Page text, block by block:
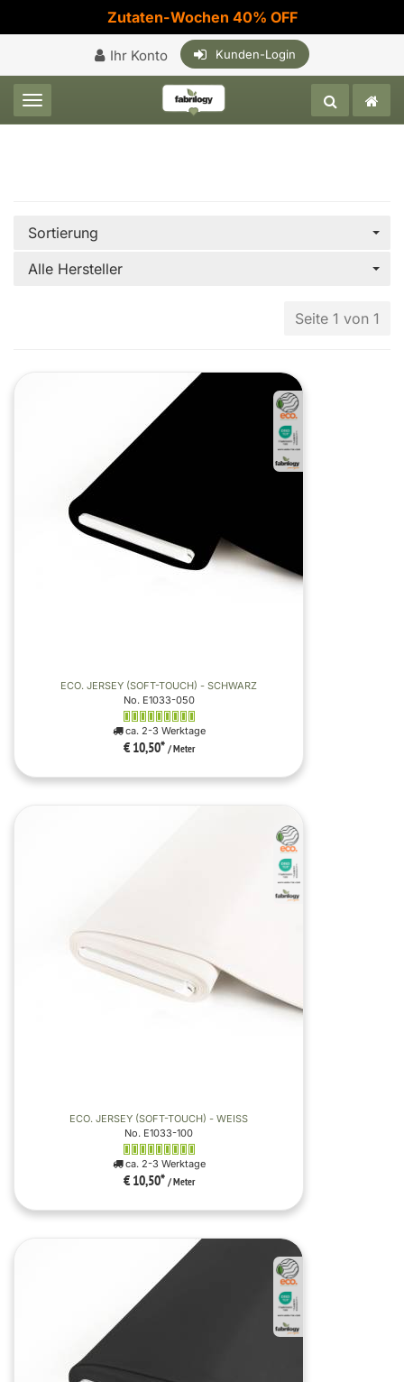
Zutaten-Wochen 40% OFF
Ihr Konto Kunden-Login
Toggle navigation
Sortierung
Alle Hersteller
Seite 1 von 1
ECO. JERSEY (SOFT-TOUCH) - SCHWARZ
No. E1033-050
ca. 2-3 Werktage
€ 10,50* / Meter
ECO. JERSEY (SOFT-TOUCH) - WEISS
No. E1033-100
ca. 2-3 Werktage
€ 10,50* / Meter